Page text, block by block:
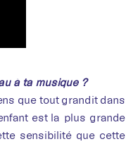
à ta musique ?
que tout grandit dans
est la plus grande
sensibilité que cette